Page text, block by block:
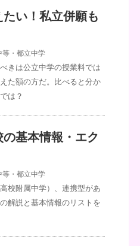
い！私立併願も
等・都立中学
きは公立中学の授業料では
た額の方だ。比べると分か
は？
基本情報・エク
等・都立中学
校附属中学）、連携型があ
解説と基本情報のリストを